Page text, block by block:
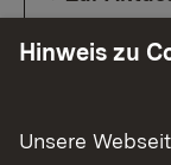
Hinweis zu
Unsere